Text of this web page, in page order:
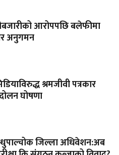
आरोपपछि बलेफीमा
अनुगमन
श्रमजीवी पत्रकार
घोषणा
जिल्ला अधिवेशन:अब